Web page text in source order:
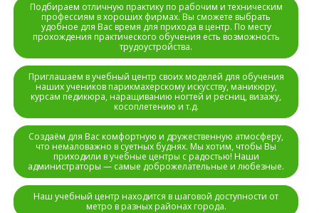
Подбираем отличную практику по рабочим и техническим
профессиям в хороших фирмах. Вы сможете выбрать
удобное для Вас время для прихода в центр. По месту
прохождения практического обучения есть возможность
трудоустройства.
Приглашаем в учебный центр своих моделей для обучения
наших учеников парикмахерскому искусству, маникюру,
курсам педикюра, наращиванию ногтей и ресниц, визажу,
косоплетению и т.д.
Создаём для Вас комфортную и дружественную атмосферу,
что немаловажно в суетных буднях. Мы хотим, чтобы Вы
приходили в учебные центры с радостью! Наши
администраторы — самые доброжелательные и любезные.
Наш учебный центр находится в шаговой доступности от
метро в разных районах города.